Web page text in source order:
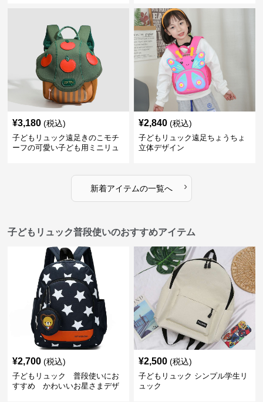
¥3,180 (税込)
子どもリュック遠足きのこモチ
ーフの可愛い子ども用ミニリュ
¥2,840 (税込)
子どもリュック遠足ちょうちょ
立体デザイン
新着アイテムの一覧へ ›
子どもリュック普段使いのおすすめアイテム
¥2,700 (税込)
子どもリュック 普段使いにお
すすめ かわいいお星さまデザ
¥2,500 (税込)
子どもリュック シンプル学生リ
ュック